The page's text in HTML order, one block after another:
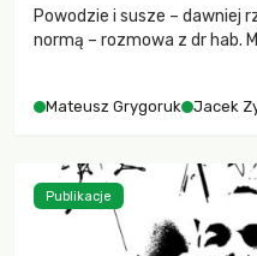
Powodzie i susze – dawniej
normą – rozmowa z dr hab.
Mateusz Grygoruk Jacek
Publikacje